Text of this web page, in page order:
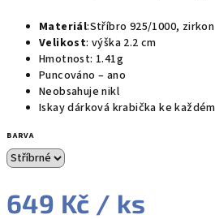
Materiál:Stříbro 925/1000, zirkon
Velikost: výška 2.2 cm
Hmotnost: 1.41g
Puncováno – ano
Neobsahuje nikl
Iskay dárková krabička ke
BARVA
649 Kč / ks